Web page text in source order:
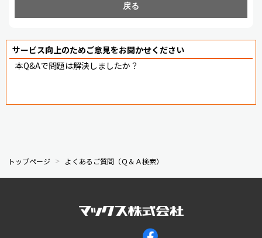
戻る
サービス向上のためご意見をお聞かせください
本Q&Aで問題は解決しましたか？
トップページ よくあるご質問（Ｑ＆Ａ検索）